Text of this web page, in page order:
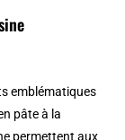
emblématiques
pâte à la
permettent aux